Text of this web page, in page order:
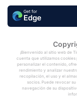
Get for
Edge
¡Bienvenido al sitio web de
cuenta que utilizamos
personalizar el contenido,
rendimiento y analizar
recopilación, el uso y el
socios. Puede revocar
navegación de su